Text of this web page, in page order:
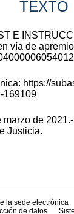
TEXTO
E
vía de
https://
169109
marzo de
Justicia.
la sede electrónica
de datos